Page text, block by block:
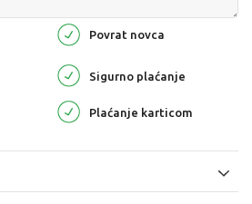
Povrat novca
Sigurno plaćanje
Plaćanje karticom